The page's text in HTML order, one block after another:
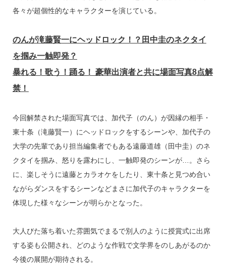
各々が超個性的なキャラクターを演じている。
のんが滝藤賢一にヘッドロック！？田中圭のネクタイ
を掴み一触即発？
暴れる！歌う！踊る！ 豪華出演者と共に場面写真8点解
禁！
今回解禁された場面写真では、加代子（のん）が因縁の相手・
東十条（滝藤賢一）にヘッドロックをするシーンや、加代子の
大学の先輩であり担当編集者でもある遠藤道雄（田中圭）のネ
クタイを掴み、怒りを露わにし、一触即発のシーンが…。さら
に、楽しそうに遠藤とカラオケをしたり、東十条と見つめ合い
ながらダンスをするシーンなどまさに加代子のキャラクターを
体現した様々なシーンが明らかとなった。
大人びた落ち着いた雰囲気でまるで別人のように授賞式に出席
する姿も公開され、どのような作戦で文学界をのしあがるのか
今後の展開が期待される。